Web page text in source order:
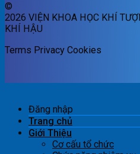
©
2026 VIỆN KHOA HỌC KHÍ
KHÍ HẬU
Terms Privacy Cookies
Đăng nhập
Trang chủ
Giới Thiệu
Cơ cấu tổ chức